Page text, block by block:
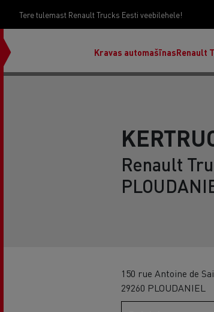
Tere tulemast Renault Trucks Eesti veebilehele!
Kravas automašīnasRenault
Renault
150 rue Antoine de
29260 PLOUDANIEL